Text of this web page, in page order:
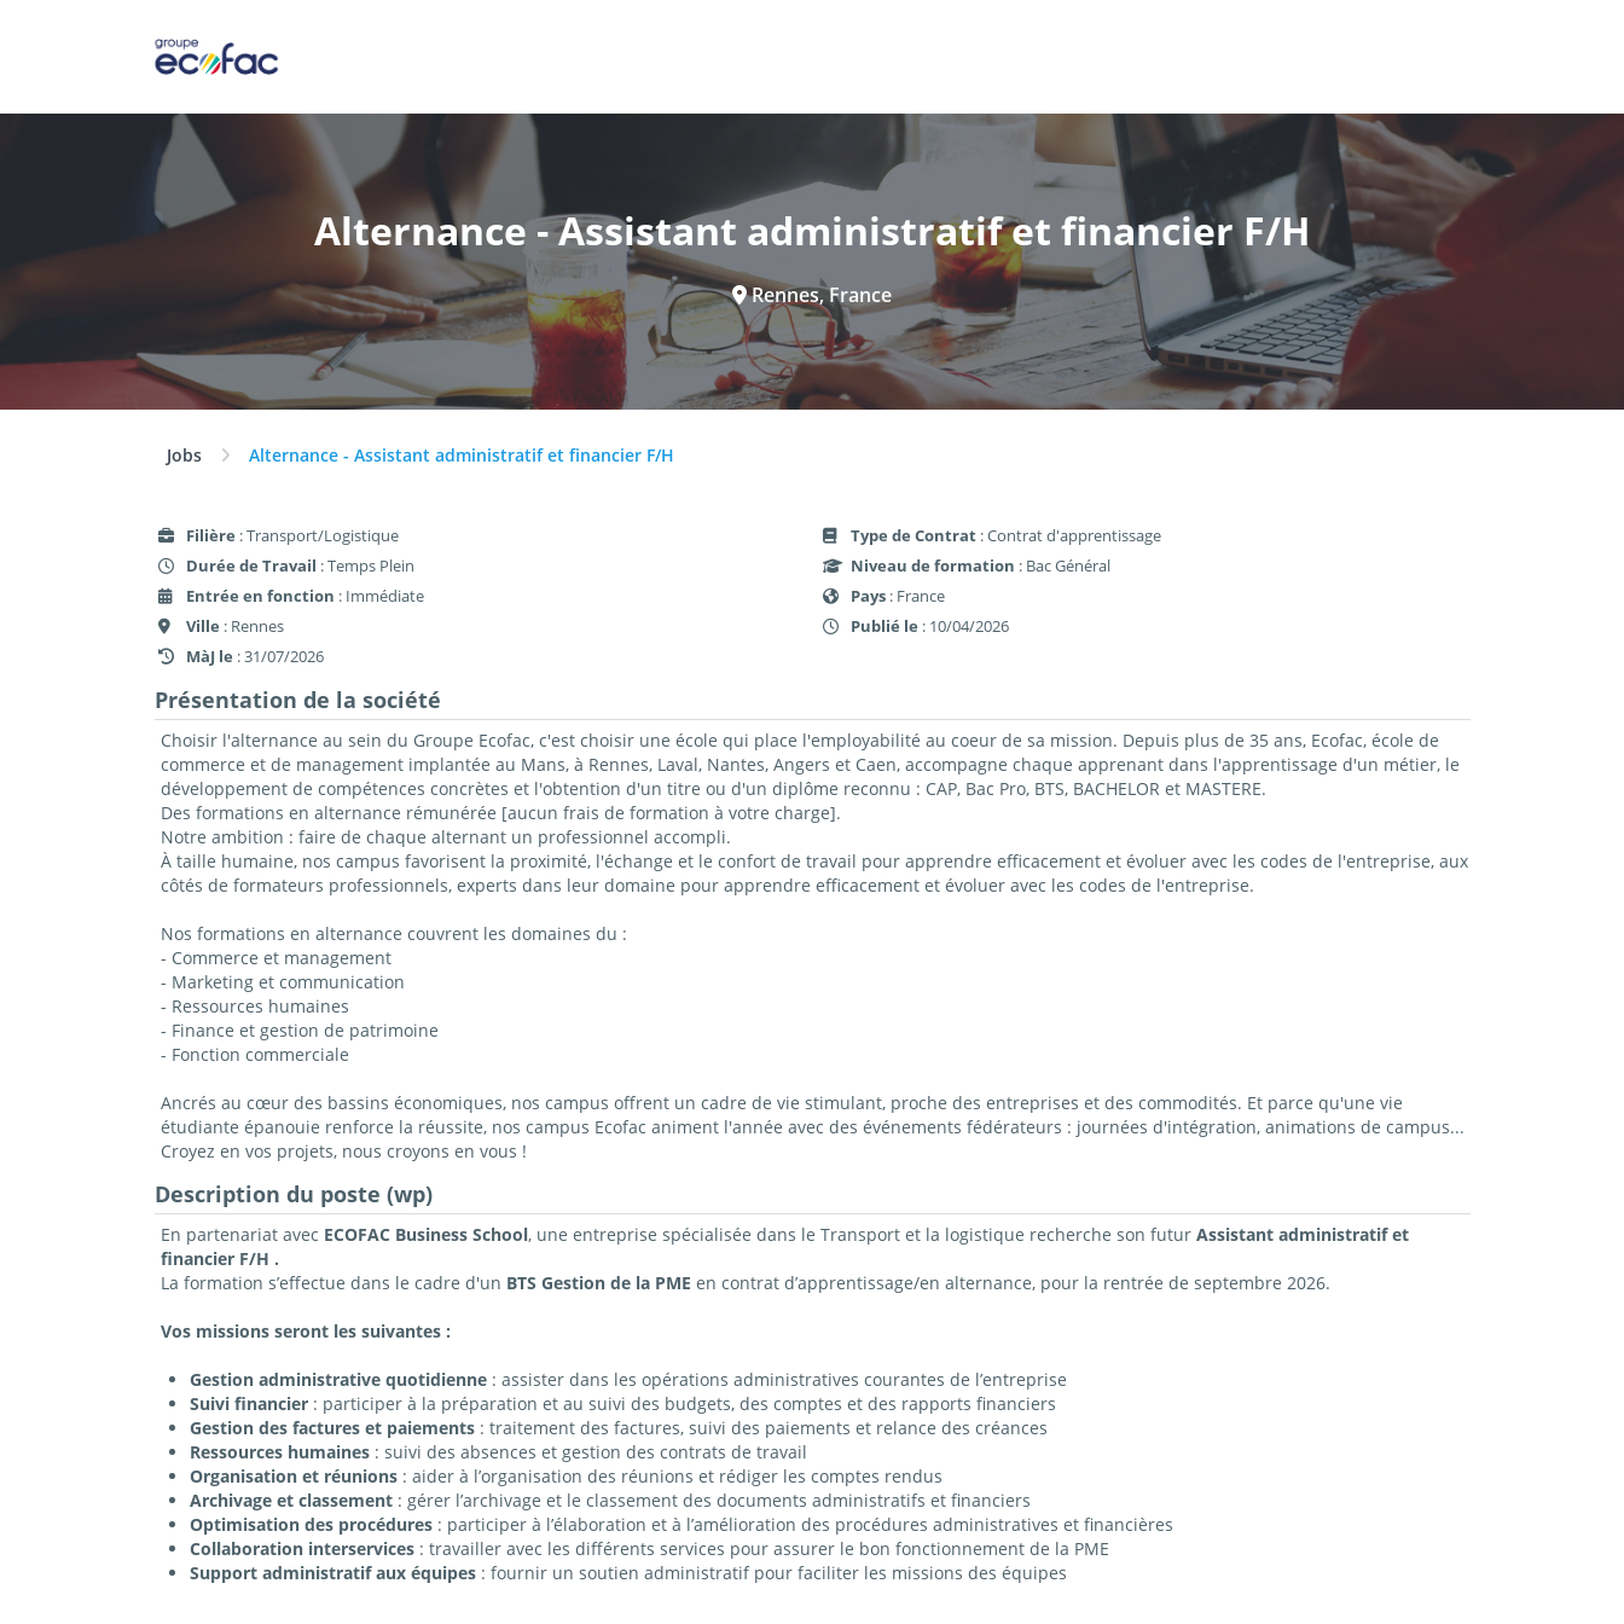
Alternance - Assistant administratif et financier F/H
Rennes, France
Jobs Alternance - Assistant administratif et financier F/H
Filière : Transport/Logistique
Durée de Travail : Temps Plein
Entrée en fonction : Immédiate
Ville : Rennes
MàJ le : 31/07/2026
Type de Contrat : Contrat d'apprentissage
Niveau de formation : Bac Général
Pays : France
Publié le : 10/04/2026
Présentation de la société
Choisir l'alternance au sein du Groupe Ecofac, c'est choisir une école qui place l'employabilité au coeur de sa mission. Depuis plus de 35 ans, Ecofac, école de
commerce et de management implantée au Mans, à Rennes, Laval, Nantes, Angers et Caen, accompagne chaque apprenant dans l'apprentissage d'un métier, le
développement de compétences concrètes et l'obtention d'un titre ou d'un diplôme reconnu : CAP, Bac Pro, BTS, BACHELOR et MASTERE.
Des formations en alternance rémunérée [aucun frais de formation à votre charge].
Notre ambition : faire de chaque alternant un professionnel accompli.
À taille humaine, nos campus favorisent la proximité, l'échange et le confort de travail pour apprendre efficacement et évoluer avec les codes de l'entreprise, aux
côtés de formateurs professionnels, experts dans leur domaine pour apprendre efficacement et évoluer avec les codes de l'entreprise.
Nos formations en alternance couvrent les domaines du :
- Commerce et management
- Marketing et communication
- Ressources humaines
- Finance et gestion de patrimoine
- Fonction commerciale
Ancrés au cœur des bassins économiques, nos campus offrent un cadre de vie stimulant, proche des entreprises et des commodités. Et parce qu'une vie
étudiante épanouie renforce la réussite, nos campus Ecofac animent l'année avec des événements fédérateurs : journées d'intégration, animations de campus...
Croyez en vos projets, nous croyons en vous !
Description du poste (wp)
En partenariat avec ECOFAC Business School, une entreprise spécialisée dans le Transport et la logistique recherche son futur Assistant administratif et
financier F/H .
La formation s’effectue dans le cadre d'un BTS Gestion de la PME en contrat d’apprentissage/en alternance, pour la rentrée de septembre 2026.
Vos missions seront les suivantes :
Gestion administrative quotidienne: assister dans les opérations administratives courantes de l’entreprise
Suivi financier: participer à la préparation et au suivi des budgets, des comptes et des rapports financiers
Gestion des factures et paiements: traitement des factures, suivi des paiements et relance des créances
Ressources humaines: suivi des absences et gestion des contrats de travail
Organisation et réunions: aider à l’organisation des réunions et rédiger les comptes rendus
Archivage et classement: gérer l’archivage et le classement des documents administratifs et financiers
Optimisation des procédures: participer à l’élaboration et à l’amélioration des procédures administratives et financières
Collaboration interservices: travailler avec les différents services pour assurer le bon fonctionnement de la PME
Support administratif aux équipes: fournir un soutien administratif pour faciliter les missions des équipes